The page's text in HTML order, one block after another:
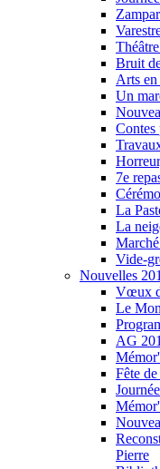
Bruit
Arts
Un
Contes
7e
La
La
Vide-
Nouvelles
Vœux
Le
AG
Fête
Pierre